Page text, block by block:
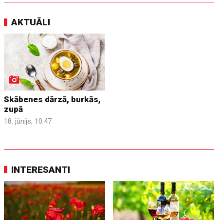
AKTUĀLI
Skābenes dārzā, burkās,
zupā
18. jūnijs, 10:47
INTERESANTI